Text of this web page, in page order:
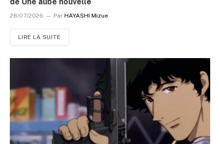
28/07/2026 Par HAYASHI Mizue
LIRE LA SUITE